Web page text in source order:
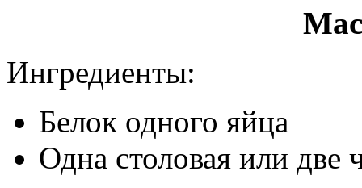
Ингредиенты:
Белок одного яйца
Одна столовая или две